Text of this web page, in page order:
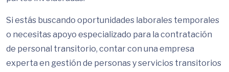
Si estás buscando oportunidades laborales temporales
o necesitas apoyo especializado para la contratación
de personal transitorio, contar con una empresa
experta en gestión de personas y servicios transitorios